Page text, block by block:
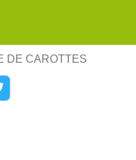
DE CAROTTES